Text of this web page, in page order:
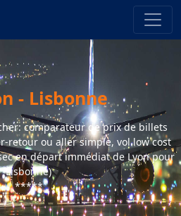
- Lisbonne
comparateur de prix de billets
retour ou aller simple, vol low cost
en départ immédiat de Lyon pour
Lisbonne)
*****